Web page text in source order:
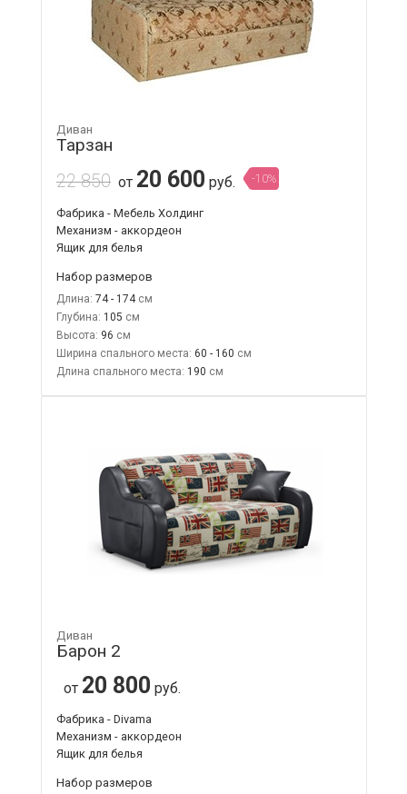
Диван
Тарзан
22 850 от 20 600 руб. -10%
Фабрика - Мебель Холдинг
Механизм - аккордеон
Ящик для белья
Набор размеров
Длина: 74 - 174
Глубина: 105
Высота: 96
Ширина спального места: 60 - 160
Длина спального места: 190
Диван
Барон 2
от 20 800 руб.
Фабрика - Divama
Механизм - аккордеон
Ящик для белья
Набор размеров